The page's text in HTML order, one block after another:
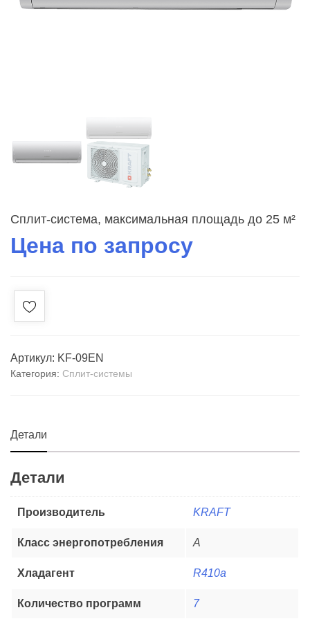
Сплит-система, максимальная площадь до 25 м²
Цена по запросу
Артикул: KF-09EN
Категория: Сплит-системы
Детали
Детали
Производитель KRAFT
Класс энергопотребления А
Хладагент R410a
Количество программ 7